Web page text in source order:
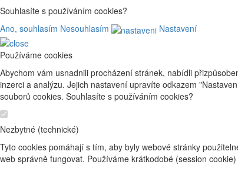
Souhlasíte s používáním cookies?
Ano, souhlasím Nesouhlasím Nastavení
Používáme cookies
Abychom vám usnadnili procházení stránek, nabídli
inzerci a analýzu. Jejich nastavení upravíte odkazem
souborů cookies. Souhlasíte s používáním cookies?
Nezbytné (technické)
Tyto cookies pomáhají s tím, aby byly webové stránky
web správně fungovat. Používáme krátkodobé (session